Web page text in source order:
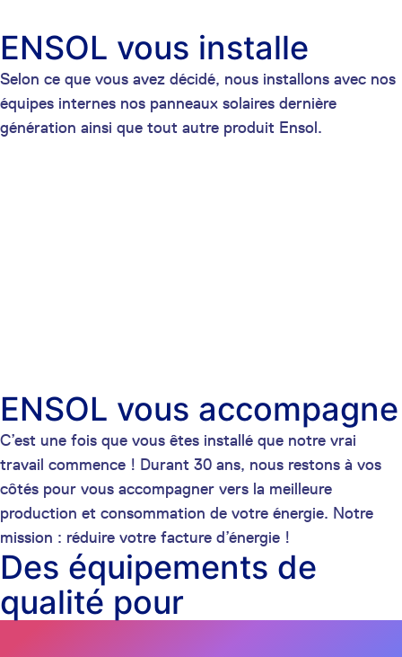
ENSOL vous installe
Selon ce que vous avez décidé, nous installons avec nos
équipes internes nos panneaux solaires dernière
génération ainsi que tout autre produit Ensol.
ENSOL vous accompagne
C’est une fois que vous êtes installé que notre vrai
travail commence ! Durant 30 ans, nous restons à vos
côtés pour vous accompagner vers la meilleure
production et consommation de votre énergie. Notre
mission : réduire votre facture d’énergie !
Des équipements de
qualité pour